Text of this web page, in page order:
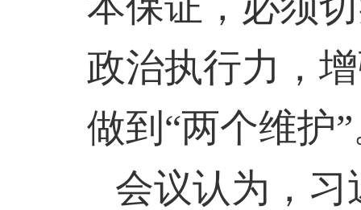
政治执行力，
做到“两个维护
会议认为，